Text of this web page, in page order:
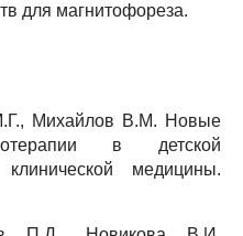
для магнитофореза.
Михайлов В.М. Новые
в детской
медицины.